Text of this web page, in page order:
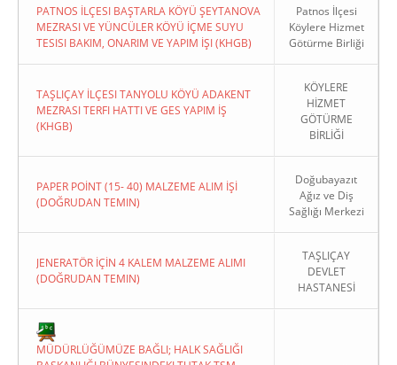
PATNOS İLÇESI BAŞTARLA KÖYÜ ŞEYTANOVA
MEZRASI VE YÜNCÜLER KÖYÜ İÇME SUYU
TESISI BAKIM, ONARIM VE YAPIM İŞI (KHGB)
Patnos İlçesi
Köylere Hizmet
Götürme Birliği
TAŞLIÇAY İLÇESI TANYOLU KÖYÜ ADAKENT
MEZRASI TERFI HATTI VE GES YAPIM İŞ
(KHGB)
KÖYLERE
HİZMET
GÖTÜRME
BİRLİĞİ
PAPER POİNT (15- 40) MALZEME ALIM İŞİ
(DOĞRUDAN TEMIN)
Doğubayazıt
Ağız ve Diş
Sağlığı Merkezi
JENERATÖR İÇİN 4 KALEM MALZEME ALIMI
(DOĞRUDAN TEMIN)
TAŞLIÇAY
DEVLET
HASTANESİ
MÜDÜRLÜĞÜMÜZE BAĞLI; HALK SAĞLIĞI